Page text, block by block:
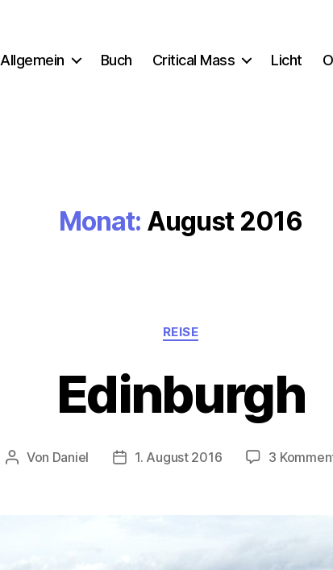
Allgemein Buch Critical Mass Licht
Monat: August 2016
Kategorien
REISE
Edinburgh
Beitragsautor
Von Daniel Beitragsdatum
1. August 2016 3